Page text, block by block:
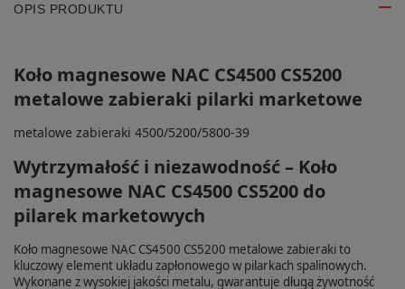
OPIS PRODUKTU
Koło magnesowe NAC CS4500 CS5200
metalowe zabieraki pilarki marketowe
metalowe zabieraki 4500/5200/5800-39
Wytrzymałość i niezawodność – Koło
magnesowe NAC CS4500 CS5200 do
pilarek marketowych
Koło magnesowe NAC CS4500 CS5200 metalowe zabieraki to
kluczowy element układu zapłonowego w pilarkach spalinowych.
Wykonane z wysokiej jakości metalu, gwarantuje długą żywotność